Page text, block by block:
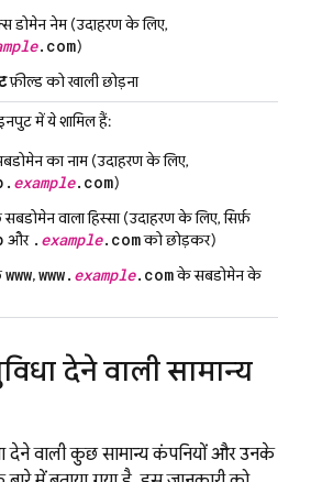
डोमेन नेम (उदाहरण के लिए,
.com)
फ़ील्ड को खाली छोड़ना
में ये शामिल हैं:
का नाम (उदाहरण के लिए,
example.com)
सबडोमेन वाला हिस्सा (उदाहरण के लिए, सिर्फ़
और . example.comको छोड़कर)
www,www. example.comके सबडोमेन के
देने वाली सामान्य
देने वाली कुछ सामान्य कंपनियों और उनके